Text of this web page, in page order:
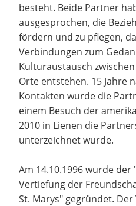
besteht. Beide Partner
ausgesprochen, die
fördern und zu pflegen,
Verbindungen zum
Kulturaustausch
Orte entstehen. 15 Jahre
Kontakten wurde die
einem Besuch der
2010 in Lienen die
unterzeichnet wurde.
Am 14.10.1996 wurde
Vertiefung der
St. Marys" gegründet.